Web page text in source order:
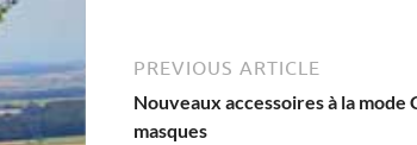
PREVIOUS ARTICLE
Nouveaux accessoires à la mode
masques